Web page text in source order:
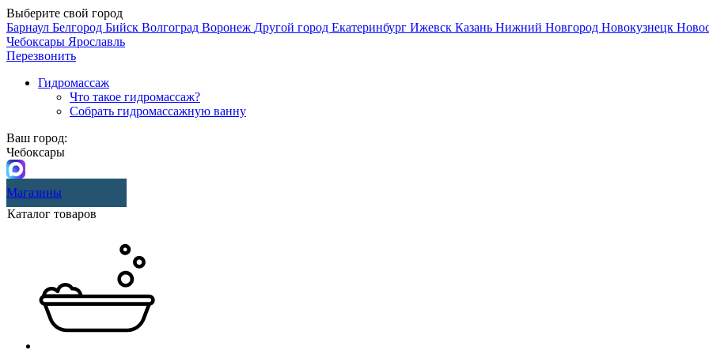
Выберите свой город
Барнаул Белгород Бийск Волгоград Воронеж Другой город Екатеринбург Ижевск Казань Нижний Новгород Новокузнецк
Чебоксары Ярославль
Перезвонить
Гидромассаж
Что такое гидромассаж?
Собрать гидромассажную ванну
Ваш город:
Чебоксары
Магазины
Каталог товаров